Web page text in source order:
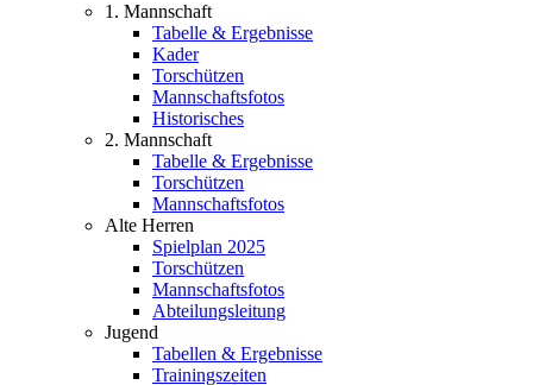
1. Mannschaft
Tabelle & Ergebnisse
Kader
Torschützen
Mannschaftsfotos
Historisches
2. Mannschaft
Tabelle & Ergebnisse
Torschützen
Mannschaftsfotos
Alte Herren
Spielplan 2025
Torschützen
Mannschaftsfotos
Abteilungsleitung
Jugend
Tabellen & Ergebnisse
Trainingszeiten